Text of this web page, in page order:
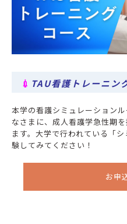
💉 TAU看護トレーニン
本学の看護シミュレーション
なさまに、成人看護学急性期
ます。大学で行われている「
験してみてください！
お申